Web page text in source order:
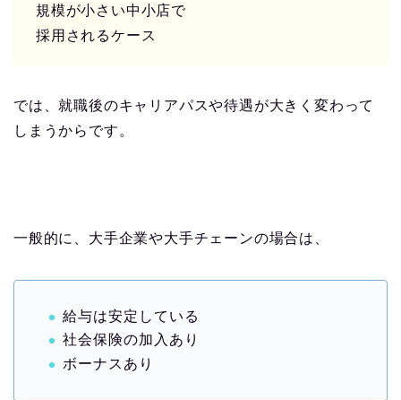
規模が小さい中小店で
採用されるケース
では、就職後のキャリアパスや待遇が大きく変わって
しまうからです。
一般的に、大手企業や大手チェーンの場合は、
給与は安定している
社会保険の加入あり
ボーナスあり